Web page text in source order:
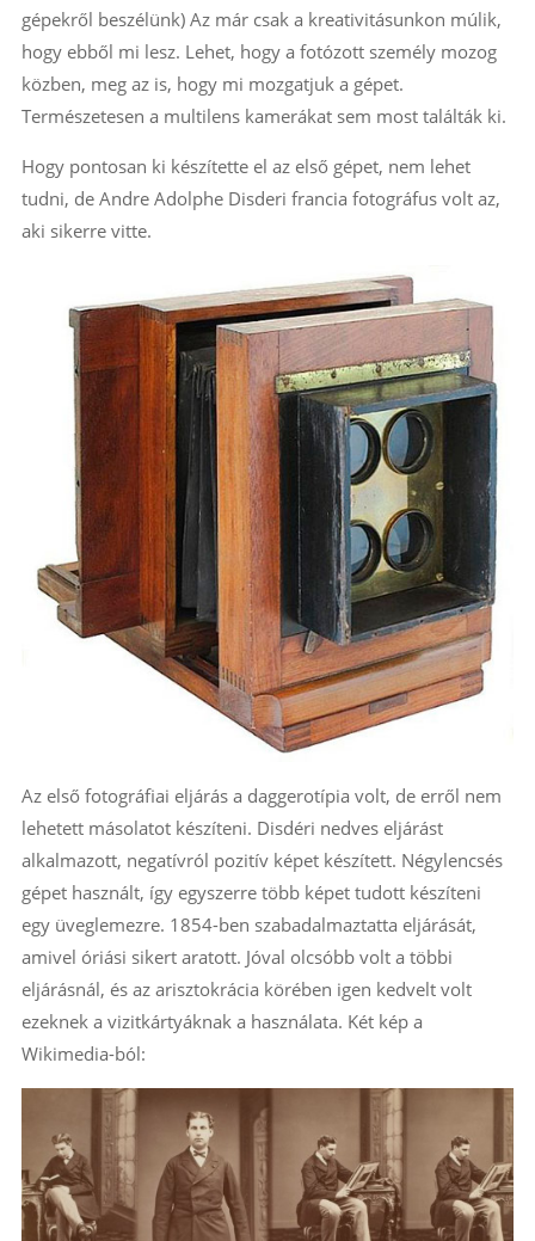
gépekről beszélünk) Az már csak a kreativitásunkon múlik,
hogy ebből mi lesz. Lehet, hogy a fotózott személy mozog
közben, meg az is, hogy mi mozgatjuk a gépet.
Természetesen a multilens kamerákat sem most találták ki.
Hogy pontosan ki készítette el az első gépet, nem lehet
tudni, de Andre Adolphe Disderi francia fotográfus volt az,
aki sikerre vitte.
Az első fotográfiai eljárás a daggerotípia volt, de erről nem
lehetett másolatot készíteni. Disdéri nedves eljárást
alkalmazott, negatívról pozitív képet készített. Négylencsés
gépet használt, így egyszerre több képet tudott készíteni
egy üveglemezre. 1854-ben szabadalmaztatta eljárását,
amivel óriási sikert aratott. Jóval olcsóbb volt a többi
eljárásnál, és az arisztokrácia körében igen kedvelt volt
ezeknek a vizitkártyáknak a használata. Két kép a
Wikimedia-ból: